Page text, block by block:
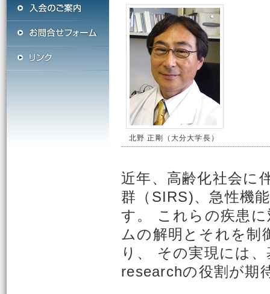
北野 正剛（大分大学長）
近年、高齢化社会に
群（SIRS)、急性機
す。 これらの疾患
ムの解明とそれを制
り、 その実現には
researchの役割が期